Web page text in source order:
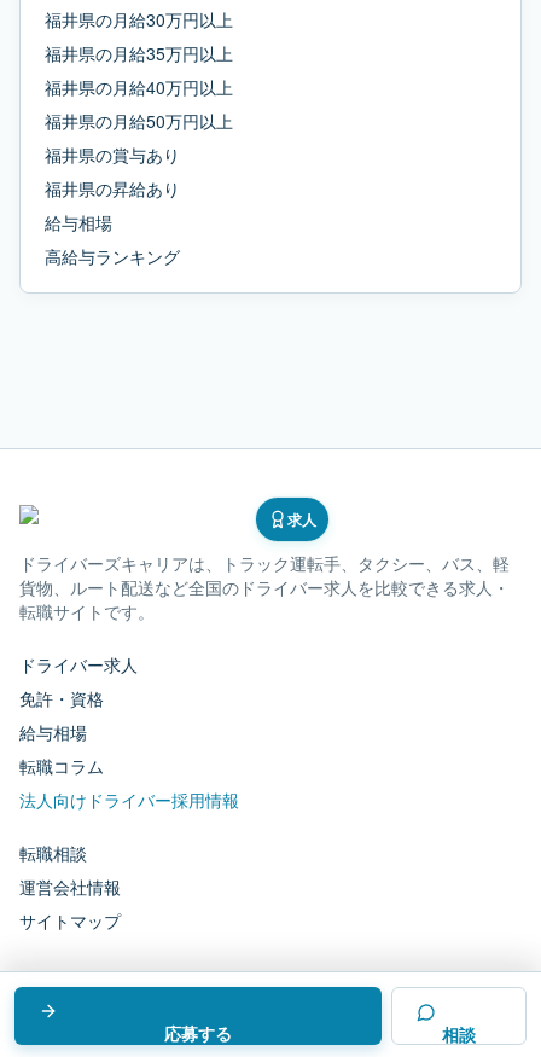
応募する 相談
福井県の月給30万円以上
福井県の月給35万円以上
福井県の月給40万円以上
福井県の月給50万円以上
福井県の賞与あり
福井県の昇給あり
給与相場
高給与ランキング
求人
ドライバーズキャリアは、トラック運転手、タクシー、バス、軽
貨物、ルート配送など全国のドライバー求人を比較できる求人・
転職サイトです。
ドライバー求人
免許・資格
給与相場
転職コラム
法人向けドライバー採用情報
転職相談
運営会社情報
サイトマップ
運営会社：
ドライバーズキャリア